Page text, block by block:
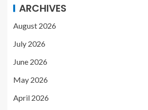
ARCHIVES
August 2026
July 2026
June 2026
May 2026
April 2026